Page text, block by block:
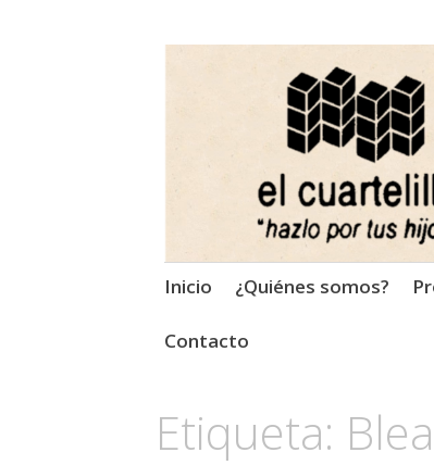
El Cuartelillo
Programa de radio
Saltar
contenido
Inicio ¿Quiénes somos?
Contacto
Etiqueta: